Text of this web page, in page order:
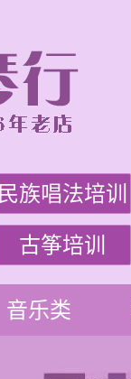
民族唱法培训
古筝培训
音乐类